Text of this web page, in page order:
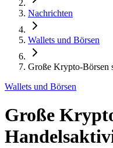
Nachrichten
Wallets und Börsen
Große Krypto-Börsen
Wallets und Börsen
Große